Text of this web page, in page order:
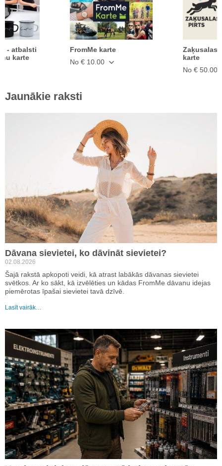
- atbalsti
karte
FromMe karte
No € 10.00
Zaķusalas
karte
No € 50.00
Jaunākie raksti
Dāvana sievietei, ko dāvināt sievietei?
02.08.2026
Šajā rakstā apkopoti veidi, kā atrast labākās dāvanas sievietei
svētkos. Ar ko sākt, kā izvēlēties un kādas FromMe dāvanu idejas
piemērotas īpašai sievietei tavā dzīvē.
Lasīt vairāk…